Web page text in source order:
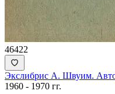
46422
Экслибрис А. Швуим.
1960 - 1970 гг.